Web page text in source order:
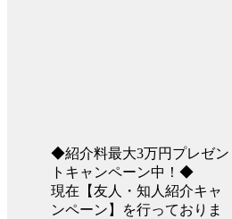
◆紹介料最大3万円プレゼン
トキャンペーン中！◆
現在【友人・知人紹介キャ
ンペーン】を行っておりま